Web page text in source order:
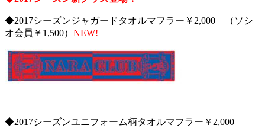
◆2017シーズンジャガードタオルマフラー￥2,000 （ソシ
オ会員￥1,500） NEW!
◆2017シーズンユニフォーム柄タオルマフラー￥2,000